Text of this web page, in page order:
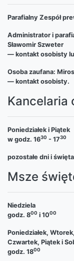
Parafialny Zespół
Administrator i
Sławomir Szweter
— kontakt osobisty
Osoba zaufana:
— kontakt osobisty.
Kancelaria
Poniedziałek i Piątek
w godz. 1630 - 1730
pozostałe dni i
Msze
Niedziela
godz. 800 i 1000
Poniedziałek, Wtorek,
Czwartek, Piątek i
godz. 1800